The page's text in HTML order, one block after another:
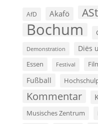
AfD Akafö
Bochum
Demonstration Diës
Essen Festival
Fußball
Kommentar
Musisches Zentrum